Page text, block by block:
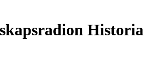
Historia